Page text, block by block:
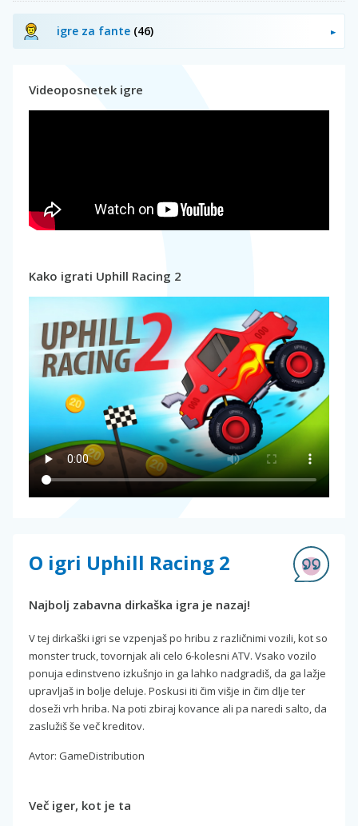
igre za fante (46)
Videoposnetek igre
Kako igrati Uphill Racing 2
O igri Uphill Racing 2
Najbolj zabavna dirkaška igra je nazaj!
V tej dirkaški igri se vzpenjaš po hribu z različnimi vozili, kot so
monster truck, tovornjak ali celo 6-kolesni ATV. Vsako vozilo
ponuja edinstveno izkušnjo in ga lahko nadgradiš, da ga lažje
upravljaš in bolje deluje. Poskusi iti čim višje in čim dlje ter
doseži vrh hriba. Na poti zbiraj kovance ali pa naredi salto, da
zaslužiš še več kreditov.
Avtor: GameDistribution
Več iger, kot je ta